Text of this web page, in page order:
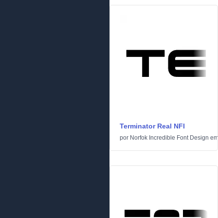
Terminator Real NFI
por Norfok Incredible Font Design